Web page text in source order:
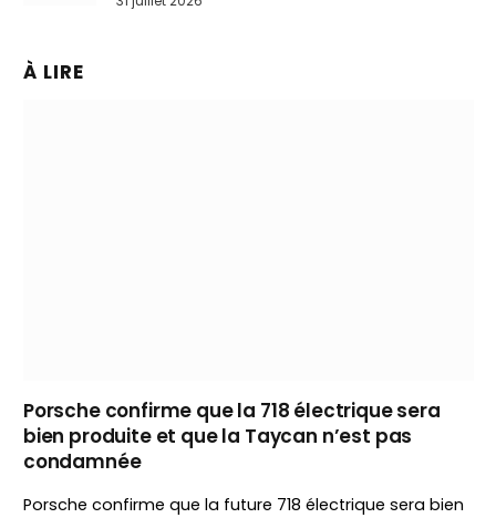
À LIRE
Porsche confirme que la 718 électrique sera
bien produite et que la Taycan n’est pas
condamnée
Porsche confirme que la future 718 électrique sera bien